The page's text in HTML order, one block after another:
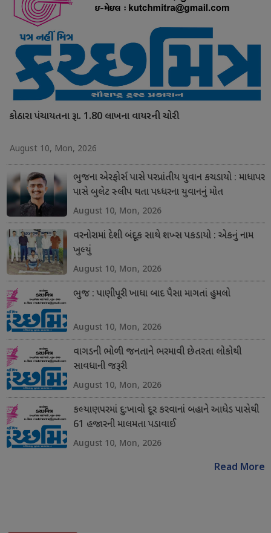
કોઠારા પંચાયતના રૂા. 1.80 લાખના વાયરની ચોરી
August 10, Mon, 2026
ભુજના એરફોર્સ પાસે પરપ્રાંતીય યુવાન કચડાયો : માધાપર
પાસે બુલેટ સ્લીપ થતા પધ્ધરના યુવાનનું મોત
August 10, Mon, 2026
વરનોરામાં દેશી બંદૂક સાથે શખ્સ પકડાયો : એકનું નામ
ખુલ્યું
August 10, Mon, 2026
ભુજ : પાણીપૂરી ખાધા બાદ પૈસા માગતાં હુમલો
August 10, Mon, 2026
વાગડની ભોળી જનતાને ભરમાવી છેતરતા લોકોથી
સાવધાની જરૂરી
August 10, Mon, 2026
કલ્યાણપરમાં દુ:ખાવો દૂર કરવાનાં બહાને આધેડ પાસેથી
61 હજારની માલમતા પડાવાઈ
August 10, Mon, 2026
Read More